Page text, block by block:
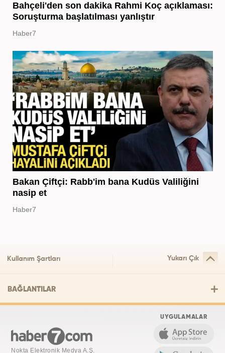
Bahçeli'den son dakika Rahmi Koç açıklaması:
Soruşturma başlatılması yanlıştır
Haber7
Bakan Çiftçi: Rabb'im bana Kudüs Valiliğini
nasip et
Haber7
Kullanım Şartları Yukarı Çık
BAĞLANTILAR
Nokta Elektronik Medya A.Ş.
UYGULAMALAR